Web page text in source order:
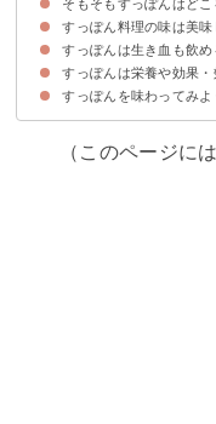
そもそもすっぽんはどこ
すっぽんは食べられる
すっぽん料理の味は美
①すっぽん鍋の味わい
②すっぽんの刺身の味
③すっぽんの唐揚げの
ちなみに天然すっぽん
すっぽんは生き血も飲め
すっぽんの生き血の味
すっぽんの生き血は割
すっぽんは栄養や効果・
すっぽんを味わってみよ
（このページに